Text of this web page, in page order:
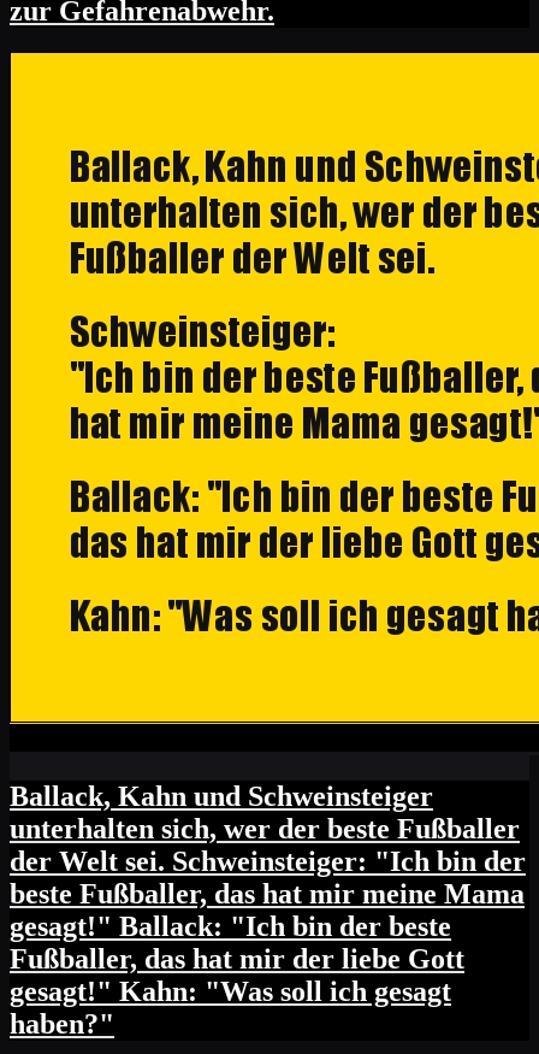
zur Gefahrenabwehr.
Ballack, Kahn und Schweinsteiger
unterhalten sich, wer der beste Fußballer
der Welt sei. Schweinsteiger: "Ich bin der
beste Fußballer, das hat mir meine Mama
gesagt!" Ballack: "Ich bin der beste
Fußballer, das hat mir der liebe Gott
gesagt!" Kahn: "Was soll ich gesagt
haben?"